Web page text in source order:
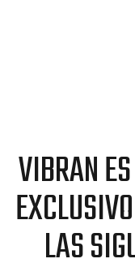
VIBRAN
LAS